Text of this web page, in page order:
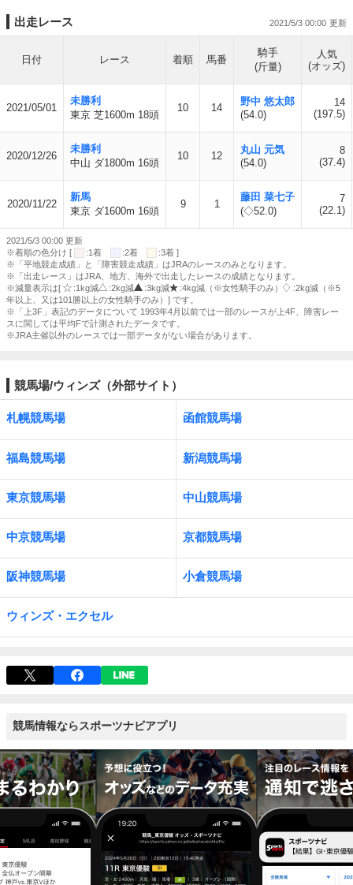
出走レース 2021/5/3 00:00
日付 レース 着順 馬番
騎手
(斤量)
人気
(オッズ)
2021/05/01
未勝利
東京 芝1600m 18頭
10 14
野中 悠太郎
(54.0)
14
(197.5)
2020/12/26
未勝利
中山 ダ1800m 16頭
10 12
丸山 元気
(54.0)
8
(37.4)
2020/11/22
新馬
東京 ダ1600m 16頭
9 1
藤田 菜七子
(◇52.0)
7
(22.1)
2021/5/3 00:00 更新
※着順の色分け [
:1着 :2着
:3着 ]
※「平地競走成績」と「障害競走成績」はJRAのレースのみとなります。
※「出走レース」はJRA、地方、海外で出走したレースの成績となります。
※減量表示は[
:1kg減 :2kg減 :3kg減 :4kg減（※女性騎手のみ）
:2kg減（※5
年以上、又は101勝以上の女性騎手のみ）] です。
※「上3F」表記のデータについて 1993年4月以前では一部のレースが上4F、障害レー
スに関しては平均Fで計測されたデータです。
※JRA主催以外のレースでは一部データがない場合があります。
競馬場/ウィンズ（外部サイト）
札幌競馬場 函館競馬場
福島競馬場 新潟競馬場
東京競馬場 中山競馬場
中京競馬場 京都競馬場
阪神競馬場 小倉競馬場
ウィンズ・エクセル
競馬情報ならスポーツナビアプリ